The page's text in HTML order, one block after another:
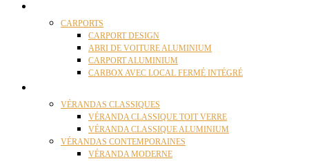
CARPORTS
CARPORT DESIGN
ABRI DE VOITURE ALUMINIUM
CARPORT ALUMINIUM
CARBOX AVEC LOCAL FERMÉ INTÉGRÉ
VÉRANDAS CLASSIQUES
VÉRANDA CLASSIQUE TOIT VERRE
VÉRANDA CLASSIQUE ALUMINIUM
VÉRANDAS CONTEMPORAINES
VÉRANDA MODERNE